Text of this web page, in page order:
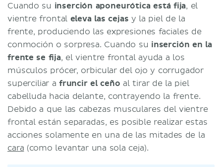
Cuando su inserción aponeurótica está fija, el
vientre frontal eleva las cejas y la piel de la
frente, produciendo las expresiones faciales de
conmoción o sorpresa. Cuando su inserción en la
frente se fija, el vientre frontal ayuda a los
músculos prócer, orbicular del ojo y corrugador
superciliar a fruncir el ceño al tirar de la piel
cabelluda hacia delante, contrayendo la frente.
Debido a que las cabezas musculares del vientre
frontal están separadas, es posible realizar estas
acciones solamente en una de las mitades de la
cara (como levantar una sola ceja).